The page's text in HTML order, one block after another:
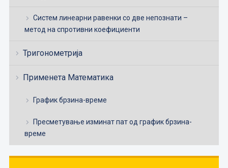
Систем линеарни равенки со две непознати –
метод на спротивни коефициенти
Тригонометрија
Применета Математика
График брзина-време
Пресметување изминат пат од график брзина-
време